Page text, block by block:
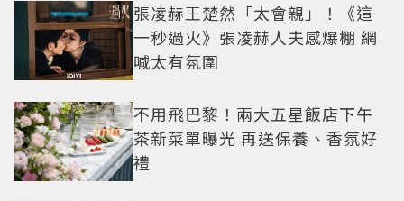
張凌赫王楚然「太會親」！《這
一秒過火》張凌赫人夫感爆棚 網
喊太有氛圍
不用飛巴黎！兩大五星飯店下午
茶新菜單曝光 再送保養、香氛好
禮